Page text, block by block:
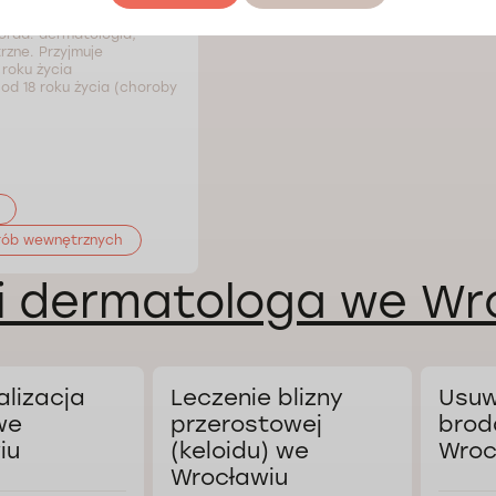
dermatologia,
Przyjmuje
życia
18 roku życia (choroby
wewnętrznych
dermatologa we
Leczenie blizny
przerostowej
(keloidu) we
Wrocławiu